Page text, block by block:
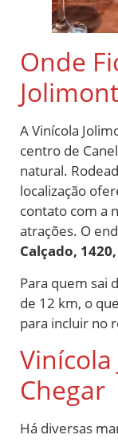
Onde
A Vinícola
centro de
natural.
localização
contato com a
atrações. O
Calçado,
Para quem sai
de 12 km, o
para incluir no
Chegar
Há diversas